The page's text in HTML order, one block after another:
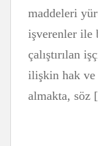
maddeleri
işverenler ile
çalıştırılan
ilişkin hak ve
almakta,